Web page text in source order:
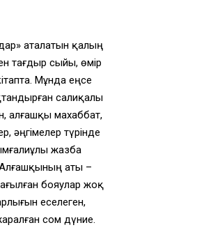
аталатын қалың
тағдыр сыйы, өмір
Мұнда еңсе
салиқалы
алғашқы махаббат,
әңгімелер түрінде
жазба
Алғашқының аты –
бояулар жоқ
еселеген,
сом дүние.